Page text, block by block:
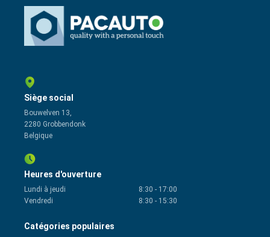
Siège social
Bouwelven 13,
2280 Grobbendonk
Belgique
Heures d'ouverture
Lundi à jeudi 8:30 - 17:00
Vendredi
8:30 - 15:30
Catégories populaires